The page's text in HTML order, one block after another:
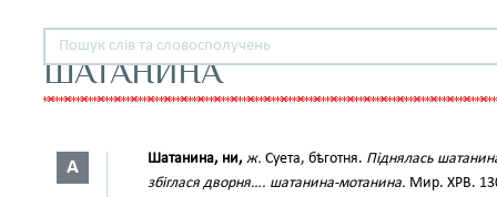
ШАТАНИНА
А Шатанина, ни, ж. Суета, бѣготня. Піднялась
збіглася дворня…. шатанина-мотанина. Мир. ХРВ.